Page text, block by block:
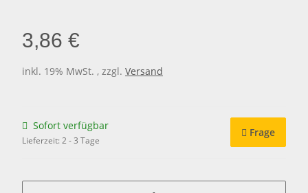
3,86 €
inkl. 19% MwSt. , zzgl. Versand
Sofort verfügbar
Lieferzeit: 2 - 3 Tage
Frage